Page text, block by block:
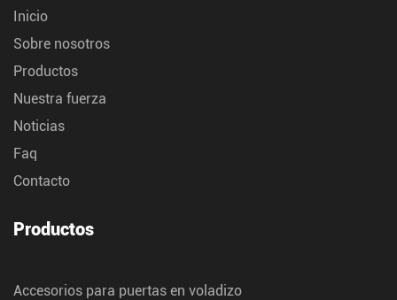
Inicio
Sobre nosotros
Productos
Nuestra fuerza
Noticias
Faq
Contacto
Productos
Accesorios para puertas en voladizo